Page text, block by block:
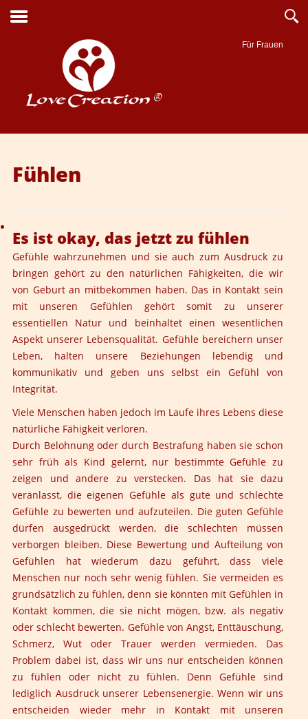
Für Frauen
Suche
Fühlen
Es ist okay, das jetzt zu fühlen
Gefühle wahrzunehmen und sie auch zum Ausdruck zu
bringen gehört zu den natürlichen Fähigkeiten, die wir
von Geburt an mitbekommen haben. Das in Kontakt sein
mit unseren Gefühlen gehört somit zu unserer
essentiellen Natur und beinhaltet einen wesentlichen
Aspekt unserer Lebensqualität. Gefühle bereichern unser
Leben, halten unsere Beziehungen lebendig und
kommunikativ und geben uns selbst ein Gefühl von
Integrität.
Viele Menschen haben jedoch im Laufe ihres Lebens diese
natürliche Fähigkeit verloren.
Durch Belohnung oder durch Bestrafung haben sie schon
sehr früh als Kind gelernt, nur bestimmte Gefühle zu
zeigen und andere zu verstecken. Das hat sie dazu
veranlasst, die eigenen Gefühle als gute und schlechte
Gefühle zu bewerten und aufzuteilen. Die guten Gefühle
dürfen ausgedrückt werden, die schlechten müssen
verborgen bleiben. Diese Bewertung und Aufteilung von
Gefühlen hat wiederum dazu geführt, dass viele
Menschen nur noch sehr wenig fühlen. Sie vermeiden es
grundsätzlich zu fühlen, denn sie könnten mit Gefühlen in
Kontakt kommen, die sie nicht mögen, bzw. als negativ
oder schlecht bewerten. Gefühle von Angst, Enttäuschung,
Schmerz, Wut oder Trauer werden vermieden. Das
Problem dabei ist, dass wir uns nur entscheiden können
zu fühlen oder nicht zu fühlen. Denn Gefühle sind
lediglich Ausdruck unserer Lebensenergie. Wenn wir uns
entscheiden wieder mehr in Kontakt mit unseren